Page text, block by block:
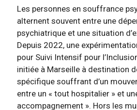
Les personnes en souffrance
alternent souvent entre une
psychiatrique et une situation
Depuis 2022, une
pour Suivi Intensif pour
initiée à Marseille à destination
spécifique souffrant d’un
entre un « tout hospitalier » et
accompagnement ». Hors les